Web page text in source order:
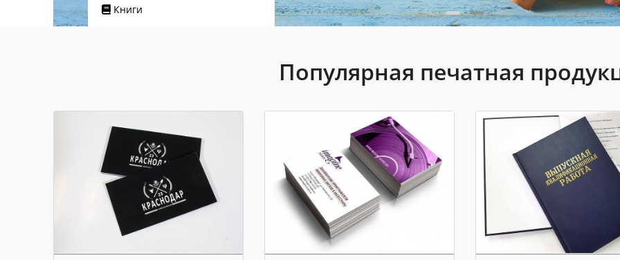
Книги
Популярная печатная